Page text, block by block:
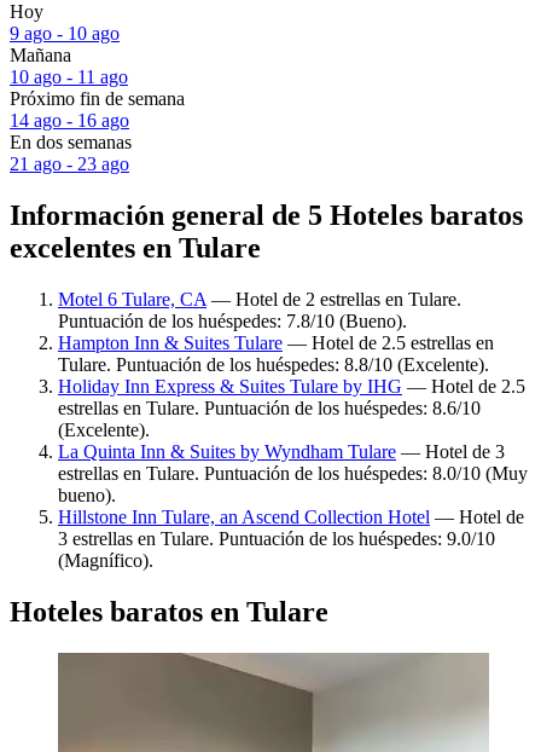
Hoy
9 ago - 10 ago
Mañana
10 ago - 11 ago
Próximo fin de semana
14 ago - 16 ago
En dos semanas
21 ago - 23 ago
Información general de 5 Hoteles baratos
excelentes en Tulare
Motel 6 Tulare, CA — Hotel de 2 estrellas en Tulare.
Puntuación de los huéspedes: 7.8/10 (Bueno).
Hampton Inn & Suites Tulare — Hotel de 2.5 estrellas en
Tulare. Puntuación de los huéspedes: 8.8/10 (Excelente).
Holiday Inn Express & Suites Tulare by IHG — Hotel de 2.5
estrellas en Tulare. Puntuación de los huéspedes: 8.6/10
(Excelente).
La Quinta Inn & Suites by Wyndham Tulare — Hotel de 3
estrellas en Tulare. Puntuación de los huéspedes: 8.0/10 (Muy
bueno).
Hillstone Inn Tulare, an Ascend Collection Hotel — Hotel de
3 estrellas en Tulare. Puntuación de los huéspedes: 9.0/10
(Magnífico).
Hoteles baratos en Tulare